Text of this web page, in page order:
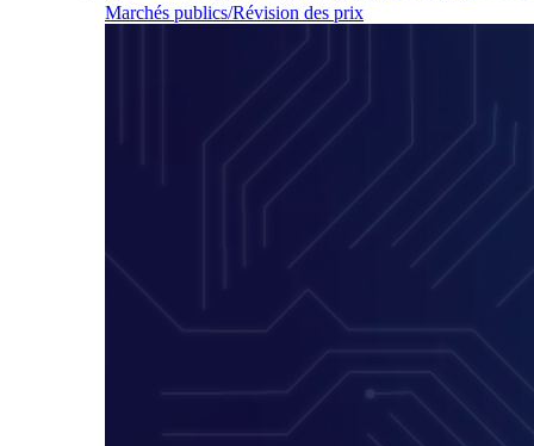
Marchés publics/Révision des prix